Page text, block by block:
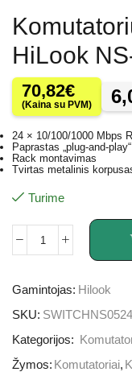
HiLook
70,82€
(Kaina su PVM)
24 × 10/100/1000 Mbps
Paprastas „plug-and-
Rack montavimas
Tvirtas metalinis
Turime
Gamintojas: Hilook
SKU:
Kategorijos:
Žymos: Komutatoriai,